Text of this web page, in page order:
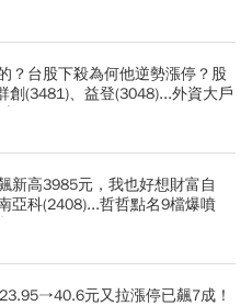
？台股下殺為何他逆勢漲停？股
創(3481)、益登(3048)...外資大戶
新高3985元，我也好想財富自
亞科(2408)...哲哲點名9檔爆噴
元又拉漲停已飆7成！